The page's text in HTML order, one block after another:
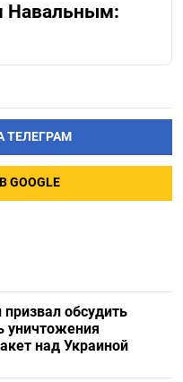
Навальным:
ТЕЛЕГРАМ
обсудить
уничтожения
над Украиной